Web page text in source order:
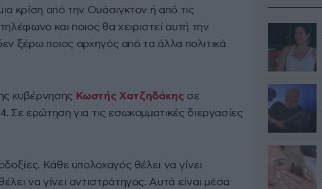
κρίση από την Ουάσιγκτον ή από τις
και ποιος θα χειριστεί αυτή την
ξέρω ποιος αρχηγός από τα άλλα πολιτικά
κυβέρνησης Κωστής Χατζηδάκηςσε
ερώτηση για τις εσωκομματικές διεργασίες
Κάθε υπολοχαγός θέλει να γίνει
να γίνει αντιστράτηγος. Αυτά είναι μέσα